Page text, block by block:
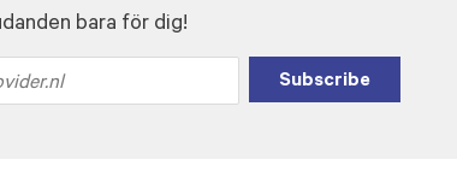
bara för dig!
Subscribe